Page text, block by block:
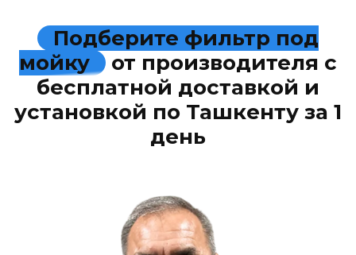
Подберите фильтр под
мойку
от производителя с
бесплатной доставкой и
установкой по Ташкенту за 1
день